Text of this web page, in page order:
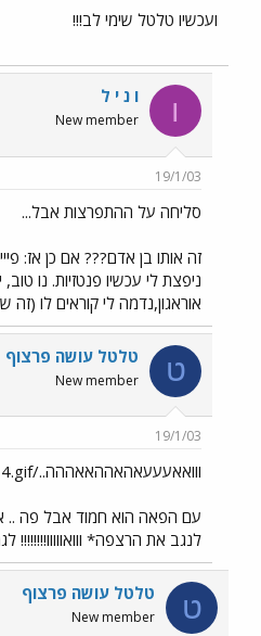
ועכשיו טלטל שימי לב!!!
ו ו נ י ל
New member
19/1/03
סליחה על ההתפרצות אבל...
זה אותו בן אדם??? אם כן אז:
ניפצת לי עכשיו פנטזיות. נו
אוראגון,נדמה לי קוראים לו
ט טלטל עושה פרצוף
New member
19/1/03
ווואאעעעאהאההאאההה../images/Emo14.gif
עם הפאה הוא חמוד אבל פה ..
לנגב את הרצפה*
ט טלטל עושה פרצוף
New member